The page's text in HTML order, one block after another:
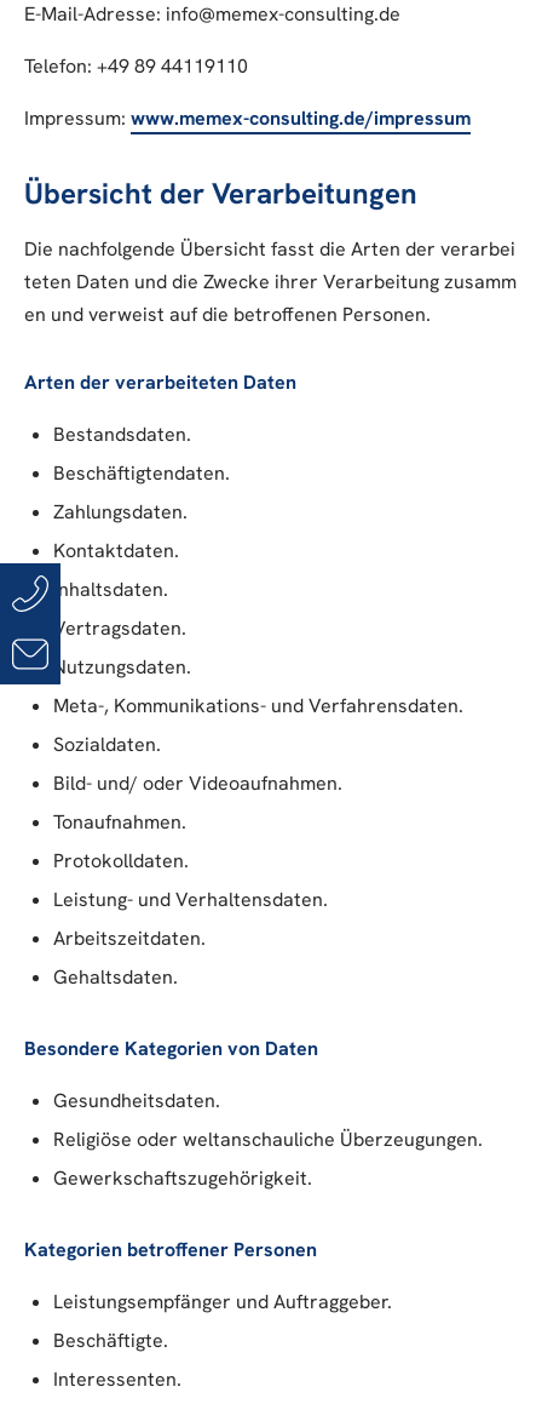
E-Mail-Adresse: info@memex-consulting.de
Telefon: +49 89 44119110
Impressum: www.memex-consulting.de/impressum
Übersicht der Verarbeitungen
Die nachfolgende Übersicht fasst die Arten der verarbei
teten Daten und die Zwecke ihrer Verarbeitung zusamm
en und verweist auf die betroffenen Personen.
Arten der verarbeiteten Daten
Bestandsdaten.
Beschäftigtendaten.
Zahlungsdaten.
Kontaktdaten.
Inhaltsdaten.
Vertragsdaten.
Nutzungsdaten.
Meta-, Kommunikations- und Verfahrensdaten.
Sozialdaten.
Bild- und/ oder Videoaufnahmen.
Tonaufnahmen.
Protokolldaten.
Leistung- und Verhaltensdaten.
Arbeitszeitdaten.
Gehaltsdaten.
Besondere Kategorien von Daten
Gesundheitsdaten.
Religiöse oder weltanschauliche Überzeugungen.
Gewerkschaftszugehörigkeit.
Kategorien betroffener Personen
Leistungsempfänger und Auftraggeber.
Beschäftigte.
Interessenten.